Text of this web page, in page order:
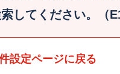
してください。（
設定ページに戻る